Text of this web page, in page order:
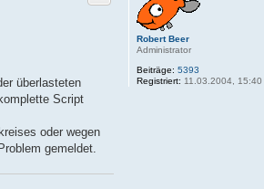
Robert Beer
Administrator
Beiträge: 5393
Registriert: 11.03.2004, 15:40
überlasteten
Script
oder wegen
gemeldet.